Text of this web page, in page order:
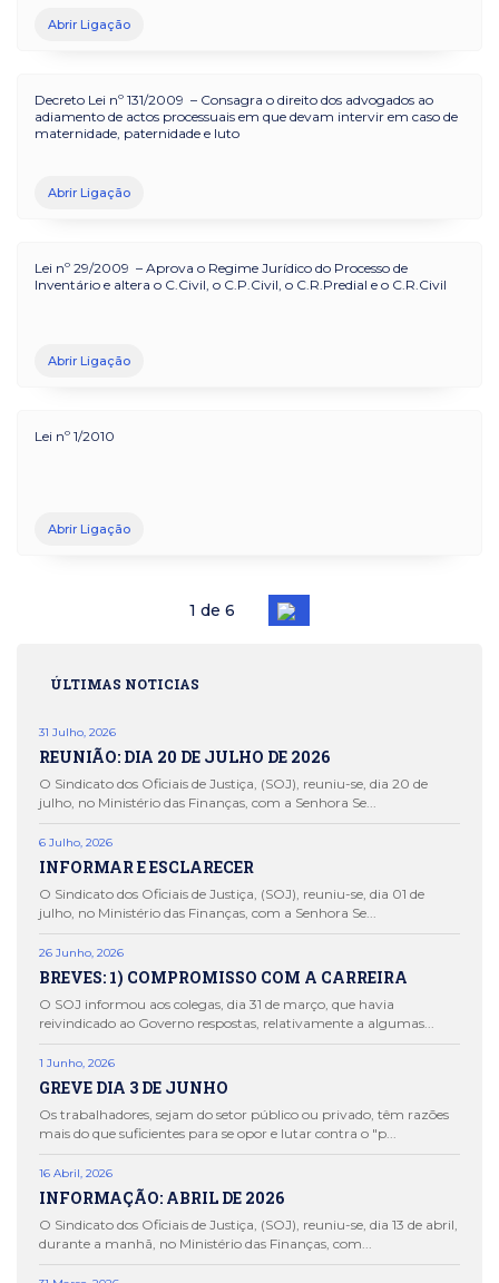
Abrir Ligação
Decreto Lei nº 131/2009 – Consagra o direito dos advogados ao
adiamento de actos processuais em que devam intervir em caso de
maternidade, paternidade e luto
Abrir Ligação
Lei nº 29/2009 – Aprova o Regime Jurídico do Processo de
Inventário e altera o C.Civil, o C.P.Civil, o C.R.Predial e o C.R.Civil
Abrir Ligação
Lei nº 1/2010
Abrir Ligação
1 de 6
ÚLTIMAS NOTICIAS
31 Julho, 2026
REUNIÃO: DIA 20 DE JULHO DE 2026
O Sindicato dos Oficiais de Justiça, (SOJ), reuniu-se, dia 20 de
julho, no Ministério das Finanças, com a Senhora Se...
6 Julho, 2026
INFORMAR E ESCLARECER
O Sindicato dos Oficiais de Justiça, (SOJ), reuniu-se, dia 01 de
julho, no Ministério das Finanças, com a Senhora Se...
26 Junho, 2026
BREVES: 1) COMPROMISSO COM A CARREIRA
O SOJ informou aos colegas, dia 31 de março, que havia
reivindicado ao Governo respostas, relativamente a algumas...
1 Junho, 2026
GREVE DIA 3 DE JUNHO
Os trabalhadores, sejam do setor público ou privado, têm razões
mais do que suficientes para se opor e lutar contra o "p...
16 Abril, 2026
INFORMAÇÃO: ABRIL DE 2026
O Sindicato dos Oficiais de Justiça, (SOJ), reuniu-se, dia 13 de abril,
durante a manhã, no Ministério das Finanças, com...